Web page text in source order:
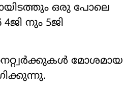
ഒരു പോലെ
നും 5ജി
മോശമായ